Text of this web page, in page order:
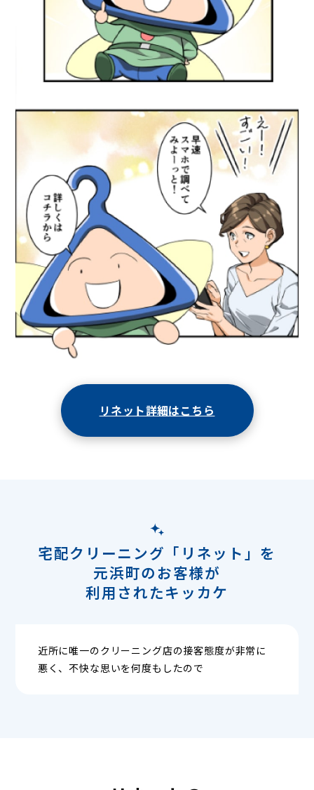
リネット詳細はこちら
宅配クリーニング「リネット」を
元浜町のお客様が
利用されたキッカケ
近所に唯一のクリーニング店の接客態度が非常に
悪く、不快な思いを何度もしたので